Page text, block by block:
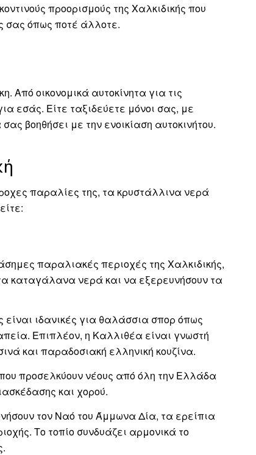
προορισμούς της Χαλκιδικής που
σας όπως ποτέ άλλοτε.
οικονομικά αυτοκίνητα για τις
εσάς. Είτε ταξιδεύετε μόνοι σας, με
βοηθήσει με την ενοικίαση αυτοκινήτου.
παραλίες της, τα κρυστάλλινα νερά
παραλιακές περιοχές της Χαλκιδικής,
καταγάλανα νερά και να εξερευνήσουν τα
ιδανικές για θαλάσσια σπορ όπως
Επιπλέον, η Καλλιθέα είναι γνωστή
και παραδοσιακή ελληνική κουζίνα.
προσελκύουν νέους από όλη την Ελλάδα
και χορού.
τον Ναό του Άμμωνα Δία, τα ερείπια
Το τοπίο συνδυάζει αρμονικά το